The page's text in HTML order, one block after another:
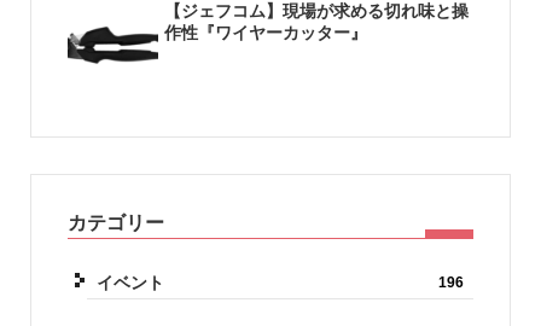
【ジェフコム】現場が求める切れ味と操
作性『ワイヤーカッター』
カテゴリー
イベント 196